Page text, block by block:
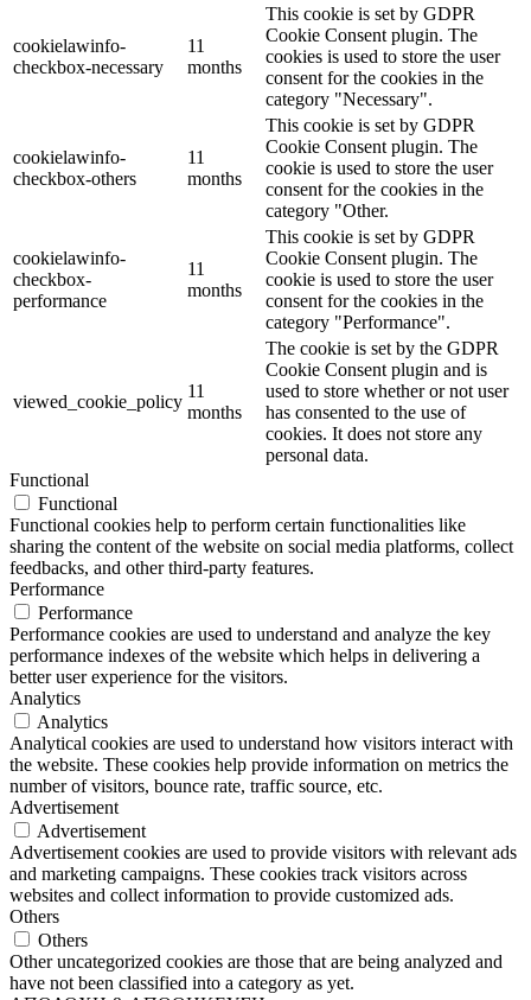
cookielawinfo-
checkbox-necessary
11
months
This cookie is set by GDPR
Cookie Consent plugin. The
cookies is used to store the user
consent for the cookies in the
category "Necessary".
cookielawinfo-
checkbox-others
11
months
This cookie is set by GDPR
Cookie Consent plugin. The
cookie is used to store the user
consent for the cookies in the
category "Other.
cookielawinfo-
checkbox-
performance
11
months
This cookie is set by GDPR
Cookie Consent plugin. The
cookie is used to store the user
consent for the cookies in the
category "Performance".
viewed_cookie_policy
11
months
The cookie is set by the GDPR
Cookie Consent plugin and is
used to store whether or not user
has consented to the use of
cookies. It does not store any
personal data.
Functional
Functional
Functional cookies help to perform certain functionalities like
sharing the content of the website on social media platforms, collect
feedbacks, and other third-party features.
Performance
Performance
Performance cookies are used to understand and analyze the key
performance indexes of the website which helps in delivering a
better user experience for the visitors.
Analytics
Analytics
Analytical cookies are used to understand how visitors interact with
the website. These cookies help provide information on metrics the
number of visitors, bounce rate, traffic source, etc.
Advertisement
Advertisement
Advertisement cookies are used to provide visitors with relevant ads
and marketing campaigns. These cookies track visitors across
websites and collect information to provide customized ads.
Others
Others
Other uncategorized cookies are those that are being analyzed and
have not been classified into a category as yet.